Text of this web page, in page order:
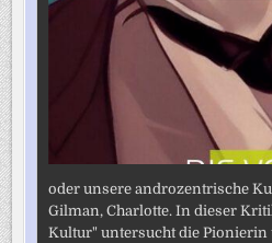
oder unsere androzentrische
Gilman, Charlotte. In dieser
Kultur" untersucht die